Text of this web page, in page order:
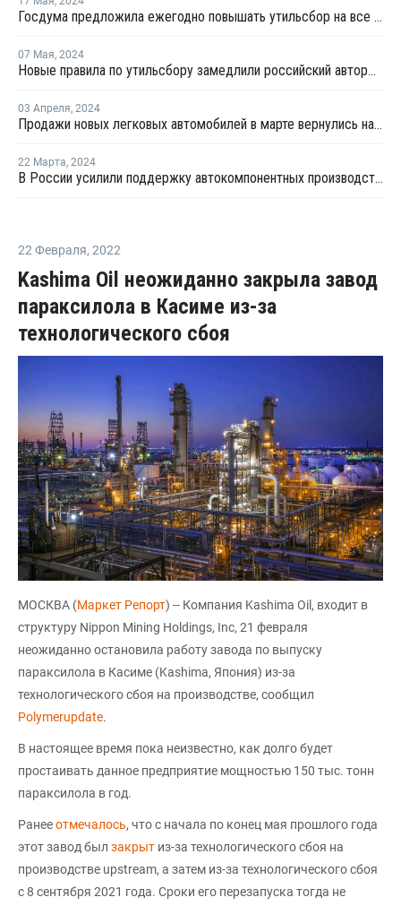
Госдума предложила ежегодно повышать утильсбор на все автомобили
07 Мая, 2024
Новые правила по утильсбору замедлили российский авторынок в апреле
03 Апреля, 2024
Продажи новых легковых автомобилей в марте вернулись на докризисный уровень
22 Марта, 2024
В России усилили поддержку автокомпонентных производств деньгами ФРП
22 Февраля, 2022
Kashima Oil неожиданно закрыла завод
параксилола в Касиме из-за
технологического сбоя
МОСКВА (Маркет Репорт) -- Компания Kashima Oil, входит в
структуру Nippon Mining Holdings, Inc, 21 февраля
неожиданно остановила работу завода по выпуску
параксилола в Касиме (Kashima, Япония) из-за
технологического сбоя на производстве, сообщил
Polymerupdate.
В настоящее время пока неизвестно, как долго будет
простаивать данное предприятие мощностью 150 тыс. тонн
параксилола в год.
Ранееотмечалось, что с начала по конец мая прошлого года
этот завод был закрыт из-за технологического сбоя на
производстве upstream, а затем из-за технологического сбоя
с 8 сентября 2021 года. Сроки его перезапуска тогда не